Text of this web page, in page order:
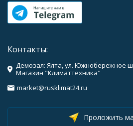
Контакты:
Демозал: Ялта, ул. Южнобережное
Магазин "Климаттехника"
market@rusklimat24.ru
Проложить